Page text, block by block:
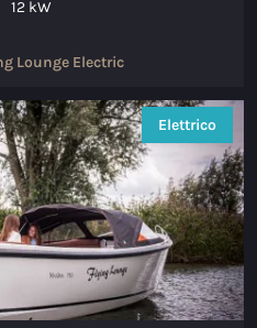
12 kW
Lounge Electric
Elettrico